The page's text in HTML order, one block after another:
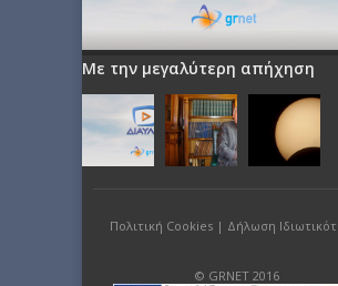
Με την μεγαλύτερη απήχηση
Πολιτική Cookies| Δήλωση
© GRNET 2016